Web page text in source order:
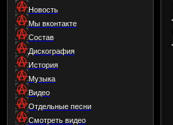
Новость
Мы вконтакте
Состав
Дискография
История
Музыка
Видео
Отдельные песни
Смотреть видео